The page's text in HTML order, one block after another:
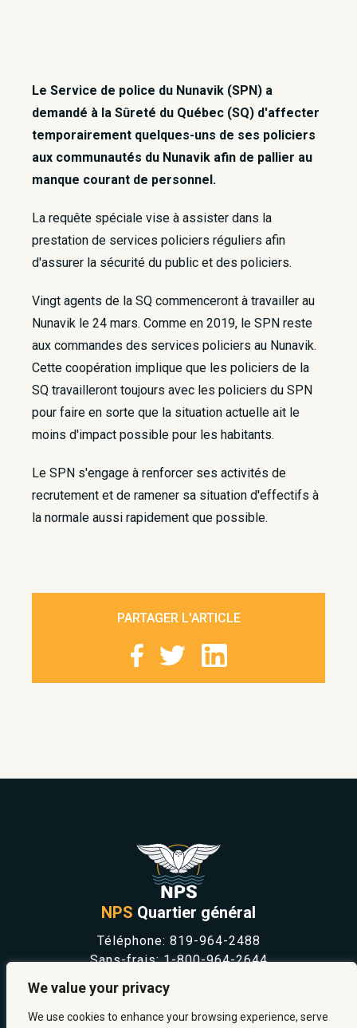
We value your privacy
We use cookies to enhance your browsing experience, serve
Le Service de police du Nunavik (SPN) a
demandé à la Sûreté du Québec (SQ) d'affecter
temporairement quelques-uns de ses policiers
aux communautés du Nunavik afin de pallier au
manque courant de personnel.
La requête spéciale vise à assister dans la
prestation de services policiers réguliers afin
d'assurer la sécurité du public et des policiers.
Vingt agents de la SQ commenceront à travailler au
Nunavik le 24 mars. Comme en 2019, le SPN reste
aux commandes des services policiers au Nunavik.
Cette coopération implique que les policiers de la
SQ travailleront toujours avec les policiers du SPN
pour faire en sorte que la situation actuelle ait le
moins d'impact possible pour les habitants.
Le SPN s'engage à renforcer ses activités de
recrutement et de ramener sa situation d'effectifs à
la normale aussi rapidement que possible.
PARTAGER L'ARTICLE
NPS Quartier général
Téléphone: 819-964-2488
Sans-frais:1-800-964-2644
SÉCURITÉ ET PRÉVENTION
CARRIÈRES